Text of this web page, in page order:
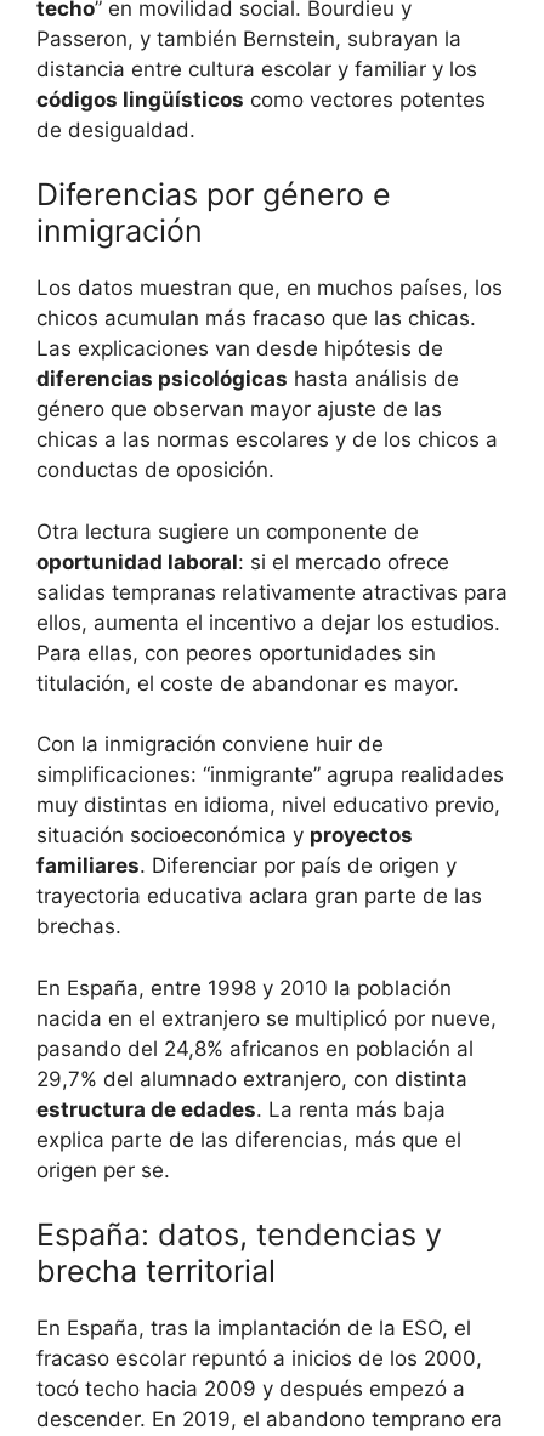
techo” en movilidad social. Bourdieu y
Passeron, y también Bernstein, subrayan la
distancia entre cultura escolar y familiar y los
códigos lingüísticos como vectores potentes
de desigualdad.
Diferencias por género e
inmigración
Los datos muestran que, en muchos países, los
chicos acumulan más fracaso que las chicas.
Las explicaciones van desde hipótesis de
diferencias psicológicas hasta análisis de
género que observan mayor ajuste de las
chicas a las normas escolares y de los chicos a
conductas de oposición.
Otra lectura sugiere un componente de
oportunidad laboral: si el mercado ofrece
salidas tempranas relativamente atractivas para
ellos, aumenta el incentivo a dejar los estudios.
Para ellas, con peores oportunidades sin
titulación, el coste de abandonar es mayor.
Con la inmigración conviene huir de
simplificaciones: “inmigrante” agrupa realidades
muy distintas en idioma, nivel educativo previo,
situación socioeconómica y proyectos
familiares. Diferenciar por país de origen y
trayectoria educativa aclara gran parte de las
brechas.
En España, entre 1998 y 2010 la población
nacida en el extranjero se multiplicó por nueve,
pasando del 24,8% africanos en población al
29,7% del alumnado extranjero, con distinta
estructura de edades. La renta más baja
explica parte de las diferencias, más que el
origen per se.
España: datos, tendencias y
brecha territorial
En España, tras la implantación de la ESO, el
fracaso escolar repuntó a inicios de los 2000,
tocó techo hacia 2009 y después empezó a
descender. En 2019, el abandono temprano era